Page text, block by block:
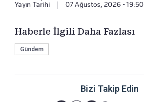
Yayın Tarihi 07 Ağustos, 2026 - 19:50
Haberle İlgili Daha Fazlası
Gündem
Bizi Takip Edin